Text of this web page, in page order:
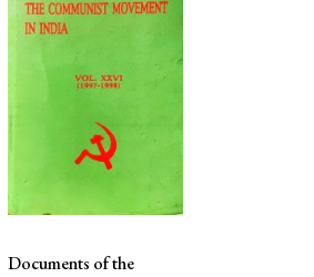
Documents of the